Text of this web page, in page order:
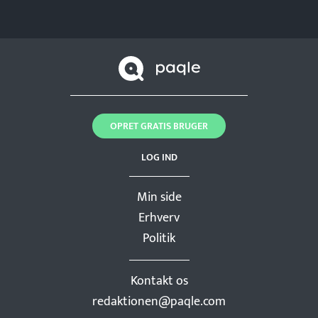
Min side
Erhverv
Politik
Kontakt os
redaktionen@paqle.com
LOG IND
OPRET GRATIS BRUGER